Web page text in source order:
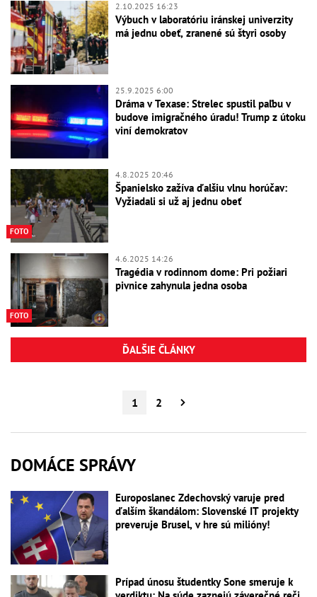
2.10.2025 16:23
Výbuch v laboratóriu iránskej univerzity
má jednu obeť, zranené sú štyri osoby
25.9.2025 6:00
Dráma v Texase: Strelec spustil paľbu v
budove imigračného úradu! Trump z útoku
viní demokratov
FOTO
4.8.2025 20:46
Španielsko zažíva ďalšiu vlnu horúčav:
Vyžiadali si už aj jednu obeť
FOTO
4.6.2025 14:26
Tragédia v rodinnom dome: Pri požiari
pivnice zahynula jedna osoba
ĎALŠIE ČLÁNKY
1 2
DOMÁCE SPRÁVY
Europoslanec Zdechovský varuje pred
ďalším škandálom: Slovenské IT projekty
preveruje Brusel, v hre sú milióny!
Prípad únosu študentky Sone smeruje k